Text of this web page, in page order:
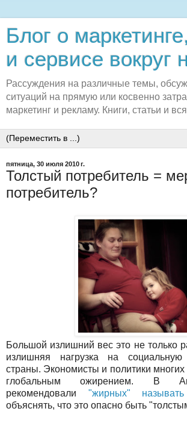
Блог о
и сервисе вокруг
Рассуждения на различные темы,
ситуаций на прямую или косвенно
маркетинг и рекламу. Книги, статьи и
пятница, 30 июля 2010 г.
Толстый потребитель =
потребитель?
Большой излишний вес это не только
излишняя нагрузка на социальную
страны. Экономисты и политики многих
глобальным ожирением. В
рекомендовали "жирных"
объяснять, что это опасно быть